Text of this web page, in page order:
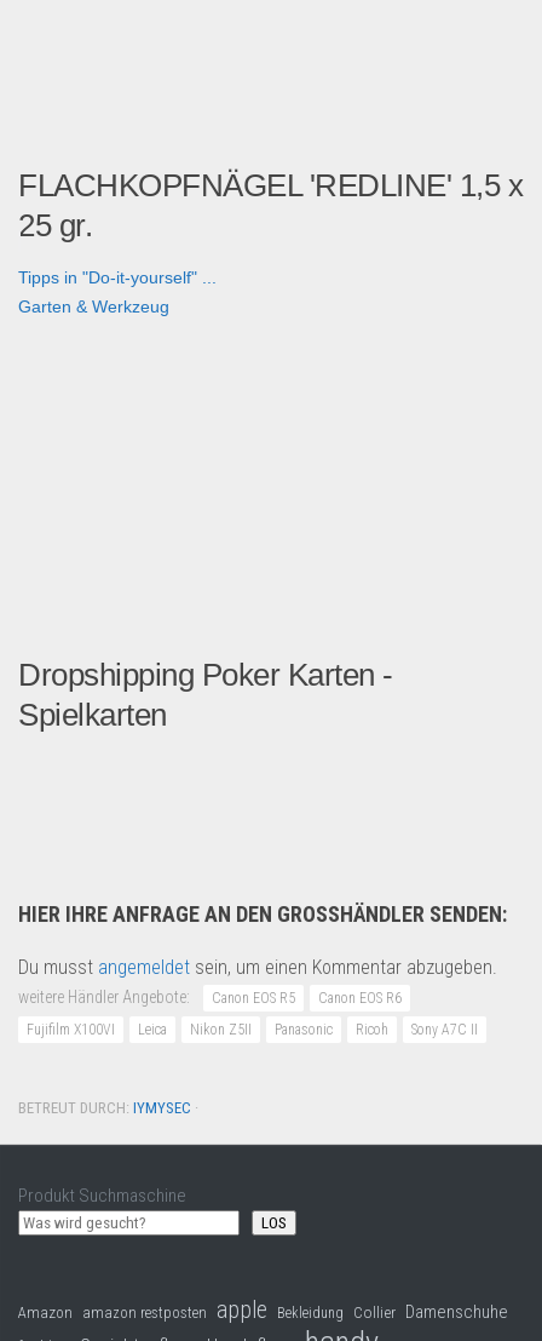
FLACHKOPFNÄGEL 'REDLINE' 1,5 x
25 gr.
Tipps in "Do-it-yourself" ...
Garten & Werkzeug
Dropshipping Poker Karten -
Spielkarten
HIER IHRE ANFRAGE AN DEN GROSSHÄNDLER SENDEN:
Du musst angemeldet sein, um einen Kommentar abzugeben.
weitere Händler Angebote: Canon EOS R5
Canon EOS R6
Fujifilm X100VI
Leica Nikon Z5II Panasonic Ricoh Sony A7C II
BETREUT DURCH: IYMYSEC ·
Produkt Suchmaschine
LOS
Amazon amazon restposten apple Bekleidung Collier Damenschuhe